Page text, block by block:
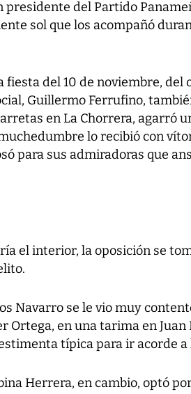
del Partido
sol que los acompañó
fiesta del 10 de noviembre, del
Guillermo Ferrufino,
en La Chorrera, agarró
lo recibió con
para sus admiradoras que
el interior, la oposición se
Navarro se le vio muy
Ortega, en una tarima en Juan
típica para ir acorde a
Herrera, en cambio, optó